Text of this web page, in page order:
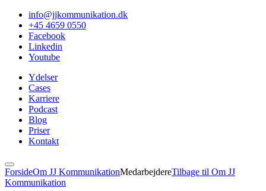
info@jjkommunikation.dk
+45 4659 0550
Facebook
Linkedin
Youtube
Ydelser
Cases
Karriere
Podcast
Blog
Priser
Kontakt
ForsideOm JJ KommunikationMedarbejdereTilbage til Om JJ
Kommunikation